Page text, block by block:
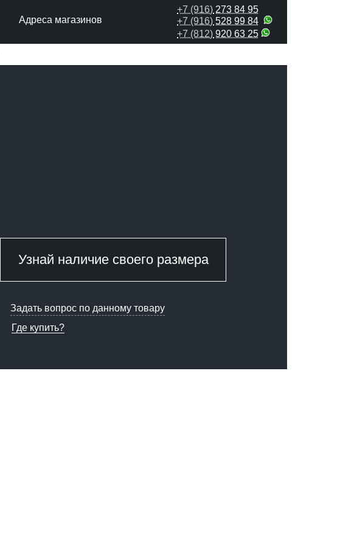
Адреса магазинов
+7 (916) 273 84 95
+7 (916) 528 99 84
+7 (812) 920 63 25
Узнай наличие своего размера
Задать вопрос по данному товару
Где купить?